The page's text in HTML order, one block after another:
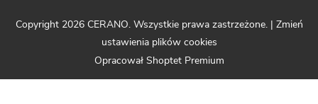
Opracował Shoptet Premium
Copyright 2026 CERANO. Wszystkie prawa zastrzeżone. | Zmień
ustawienia plików cookies